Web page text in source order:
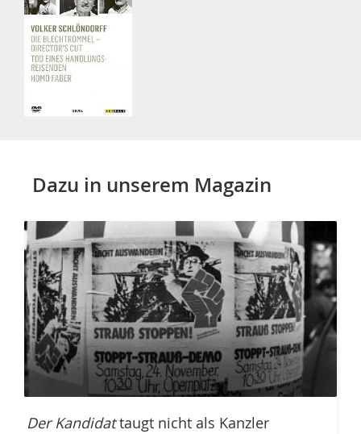
Dazu in unserem Magazin
Der Kandidattaugt nicht als Kanzler